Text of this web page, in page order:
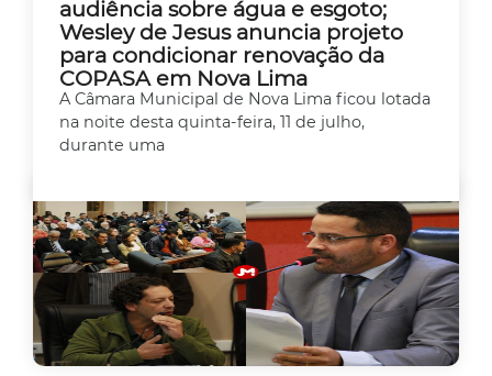
audiência sobre água e esgoto;
Wesley de Jesus anuncia projeto
para condicionar renovação da
COPASA em Nova Lima
A Câmara Municipal de Nova Lima ficou lotada
na noite desta quinta-feira, 11 de julho,
durante uma